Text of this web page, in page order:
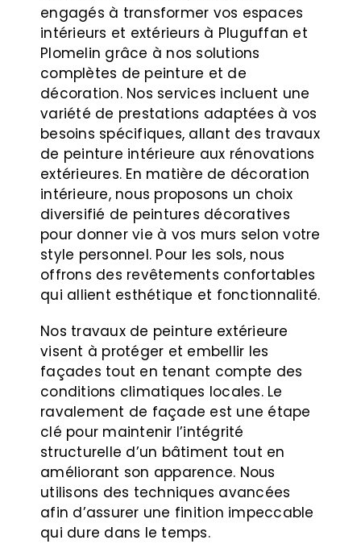
engagés à transformer vos espaces
intérieurs et extérieurs à Pluguffan et
Plomelin grâce à nos solutions
complètes de peinture et de
décoration. Nos services incluent une
variété de prestations adaptées à vos
besoins spécifiques, allant des travaux
de peinture intérieure aux rénovations
extérieures. En matière de décoration
intérieure, nous proposons un choix
diversifié de peintures décoratives
pour donner vie à vos murs selon votre
style personnel. Pour les sols, nous
offrons des revêtements confortables
qui allient esthétique et fonctionnalité.
Nos travaux de peinture extérieure
visent à protéger et embellir les
façades tout en tenant compte des
conditions climatiques locales. Le
ravalement de façade est une étape
clé pour maintenir l’intégrité
structurelle d’un bâtiment tout en
améliorant son apparence. Nous
utilisons des techniques avancées
afin d’assurer une finition impeccable
qui dure dans le temps.